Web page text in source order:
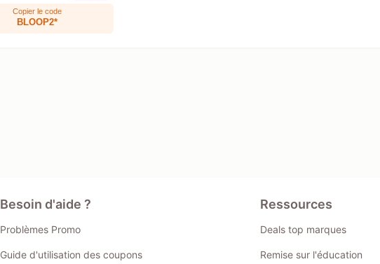
Copier le code
BLOOP2*
Besoin d'aide ?
Problèmes Promo
Guide d'utilisation des coupons
Ressources
Deals top marques
Remise sur l'éducation